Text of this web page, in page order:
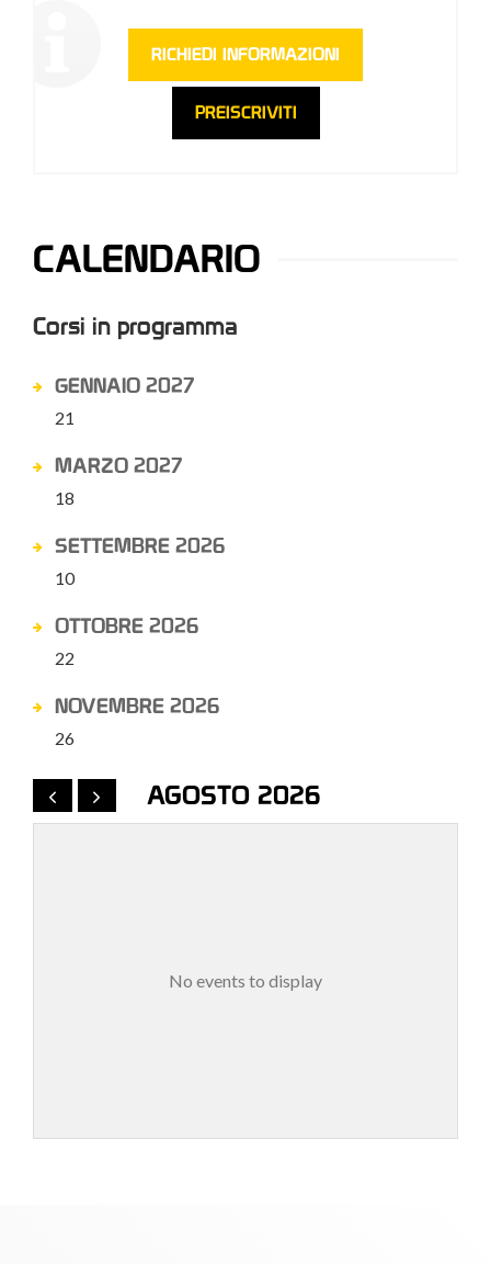
RICHIEDI INFORMAZIONI
PREISCRIVITI
CALENDARIO
Corsi in programma
GENNAIO 2027
21
MARZO 2027
18
SETTEMBRE 2026
10
OTTOBRE 2026
22
NOVEMBRE 2026
26
AGOSTO 2026
No events to display